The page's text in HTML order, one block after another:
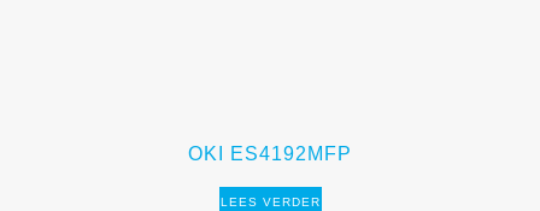
OKI ES4192MFP
LEES VERDER